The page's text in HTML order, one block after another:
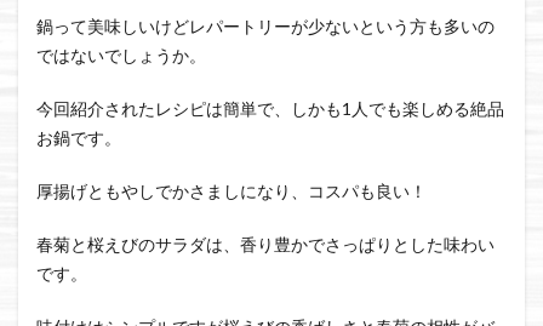
鍋って美味しいけどレパートリーが少ないという方も多いの
ではないでしょうか。
今回紹介されたレシピは簡単で、しかも1人でも楽しめる絶品
お鍋です。
厚揚げともやしでかさましになり、コスパも良い！
春菊と桜えびのサラダは、香り豊かでさっぱりとした味わい
です。